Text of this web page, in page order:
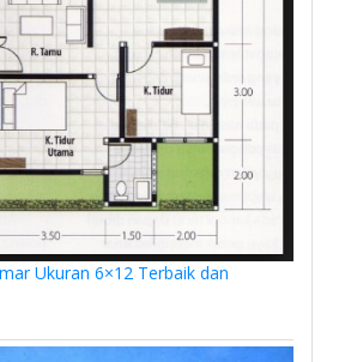
Ukuran 6×12 Terbaik dan